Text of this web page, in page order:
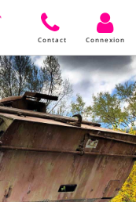
Contact Connexion